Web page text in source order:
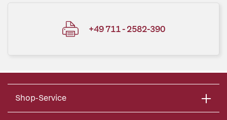
+49 711 - 2582-390
Shop-Service